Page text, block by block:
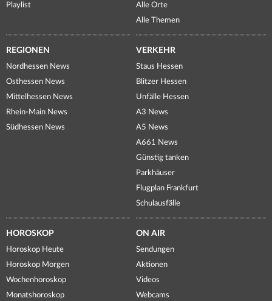
Playlist
Alle Orte
Alle Themen
REGIONEN
Nordhessen News
Osthessen News
Mittelhessen News
Rhein-Main News
Südhessen News
VERKEHR
Staus Hessen
Blitzer Hessen
Unfälle Hessen
A3 News
A5 News
A661 News
Günstig tanken
Parkhäuser
Flugplan Frankfurt
Schulausfälle
HOROSKOP
Horoskop Heute
Horoskop Morgen
Wochenhoroskop
Monatshoroskop
ON AIR
Sendungen
Aktionen
Videos
Webcams